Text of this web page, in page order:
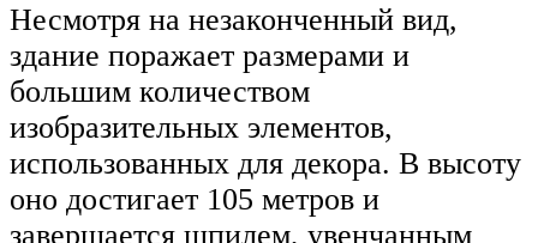
Несмотря на незаконченный вид,
здание поражает размерами и
большим количеством
изобразительных элементов,
использованных для декора. В высоту
оно достигает 105 метров и
завершается шпилем, увенчанным